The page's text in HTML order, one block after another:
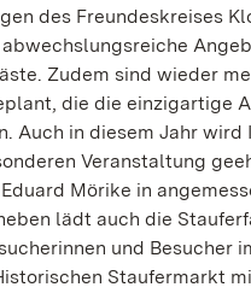
des Freundeskreises
Zudem sind wieder
die die einzigartige
Auch in diesem Jahr wird
Veranstaltung
Mörike in
lädt auch die
und Besucher
Staufermarkt